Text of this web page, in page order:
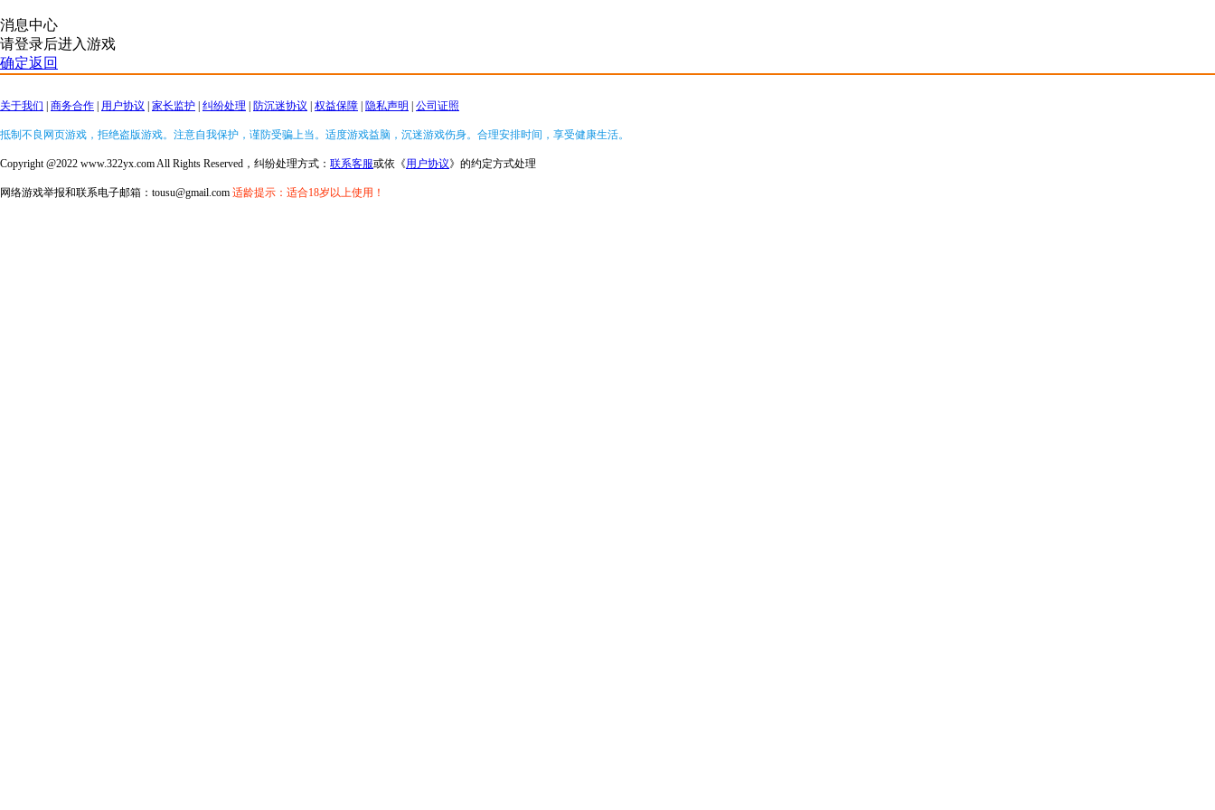
消息中心
请登录后进入游戏
确定返回
关于我们 商务合作 用户协议 家长监护 纠纷处理 防沉迷协议 权益保障 隐私声明 公司证照
抵制不良网页游戏，拒绝盗版游戏。注意自我保护，谨防受骗上当。适度游戏益脑，沉迷游戏伤身。合理安排时间，享受健康生活。
Copyright @2022 www.322yx.com All Rights Reserved，纠纷处理方式： 联系客服或依《用户协议》的约定方式处理
网络游戏举报和联系电子邮箱：tousu@gmail.com 适龄提示：适合18岁以上使用！